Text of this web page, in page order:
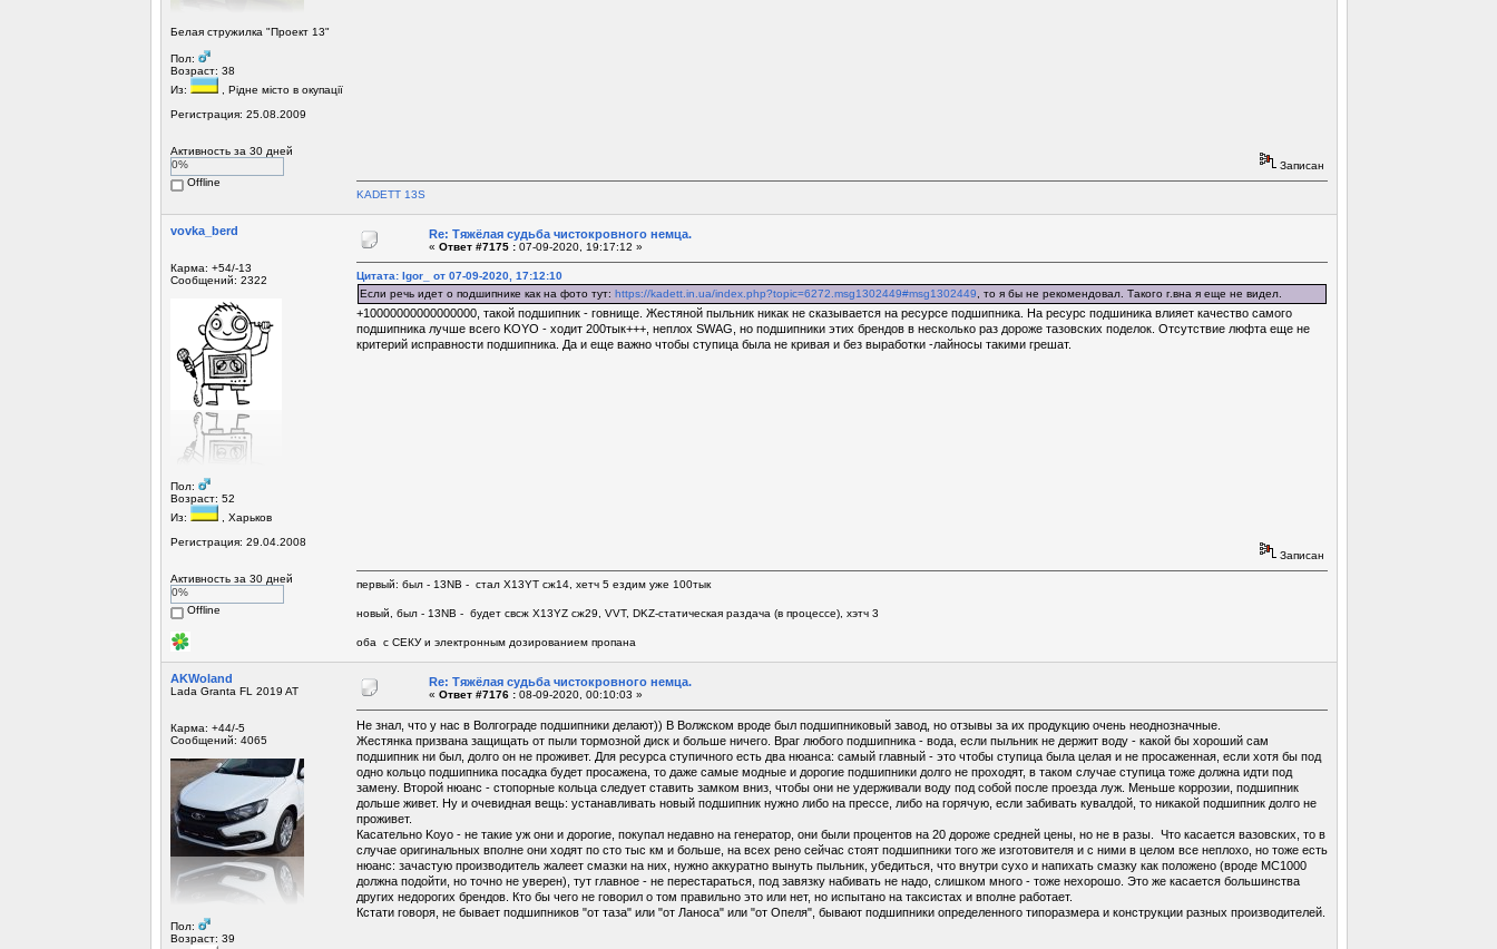
Белая стружилка "Проект 13"
Пол:
Возраст: 38
Из:
, Рiдне мicто в окупацiї
Регистрация: 25.08.2009
Активность за 30 дней
0%
Offline
Записан
KADETT 13S
vovka_berd
Карма: +54/-13
Сообщений: 2322
Пол:
Возраст: 52
Из:
, Харьков
Регистрация: 29.04.2008
Активность за 30 дней
0%
Offline
Re: Тяжёлая судьба чистокровного немца.
« Ответ #7175 :07-09-2020, 19:17:12 »
Цитата: Igor_ от 07-09-2020, 17:12:10
Если речь идет о подшипнике как на фото тут: https://kadett.in.ua/index.php?topic=6272.msg1302449#msg1302449 , то я бы не рекомендовал. Такого г.вна я еще не видел.
+10000000000000000, такой подшипник - говнище. Жестяной пыльник никак не сказывается на ресурсе подшипника. На ресурс подшиника влияет качество самого
подшипника лучше всего KOYO - ходит 200тык+++, неплох SWAG, но подшипники этих брендов в несколько раз дороже тазовских поделок. Отсутствие люфта еще не
критерий исправности подшипника. Да и еще важно чтобы ступица была не кривая и без выработки -лайносы такими грешат.
Записан
первый: был - 13NB - стал Х13YT сж14, хетч 5 ездим уже 100тык
новый, был - 13NB - будет свсж Х13YZ сж29, VVT, DKZ-статическая раздача (в процессе), хэтч 3
оба с СЕКУ и электронным дозированием пропана
AKWoland
Lada Granta FL 2019 AT
Карма: +44/-5
Сообщений: 4065
Пол:
Возраст: 39
Re: Тяжёлая судьба чистокровного немца.
« Ответ #7176 :08-09-2020, 00:10:03 »
Не знал, что у нас в Волгограде подшипники делают)) В Волжском вроде был подшипниковый завод, но отзывы за их продукцию очень неоднозначные.
Жестянка призвана защищать от пыли тормозной диск и больше ничего. Враг любого подшипника - вода, если пыльник не держит воду - какой бы хороший сам
подшипник ни был, долго он не проживет. Для ресурса ступичного есть два нюанса: самый главный - это чтобы ступица была целая и не просаженная, если хотя бы под
одно кольцо подшипника посадка будет просажена, то даже самые модные и дорогие подшипники долго не проходят, в таком случае ступица тоже должна идти под
замену. Второй нюанс - стопорные кольца следует ставить замком вниз, чтобы они не удерживали воду под собой после проезда луж. Меньше коррозии, подшипник
дольше живет. Ну и очевидная вещь: устанавливать новый подшипник нужно либо на прессе, либо на горячую, если забивать кувалдой, то никакой подшипник долго не
проживет.
Касательно Koyo - не такие уж они и дорогие, покупал недавно на генератор, они были процентов на 20 дороже средней цены, но не в разы. Что касается вазовских, то в
случае оригинальных вполне они ходят по сто тыс км и больше, на всех рено сейчас стоят подшипники того же изготовителя и с ними в целом все неплохо, но тоже есть
нюанс: зачастую производитель жалеет смазки на них, нужно аккуратно вынуть пыльник, убедиться, что внутри сухо и напихать смазку как положено (вроде МС1000
должна подойти, но точно не уверен), тут главное - не перестараться, под завязку набивать не надо, слишком много - тоже нехорошо. Это же касается большинства
других недорогих брендов. Кто бы чего не говорил о том правильно это или нет, но испытано на таксистах и вполне работает.
Кстати говоря, не бывает подшипников "от таза" или "от Ланоса" или "от Опеля", бывают подшипники определенного типоразмера и конструкции разных производителей.